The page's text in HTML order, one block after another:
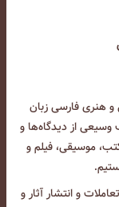
و هنری فارسی زبان
از دیدگاه‌ها و
کتب، موسیقی، فیلم و
و انتشار آثار و